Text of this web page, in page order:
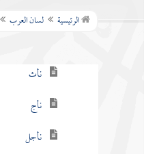
الرئيسية لسان العربحرف النون
نأث
نأج
نأجل